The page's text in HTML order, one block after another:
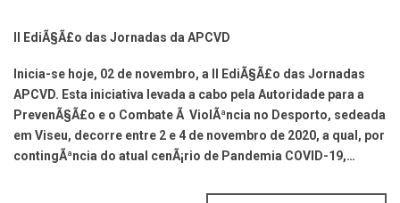
II EdiÃ§Ã£o das Jornadas da APCVD
Inicia-se hoje, 02 de novembro, a II EdiÃ§Ã£o das Jornadas
APCVD. Esta iniciativa levada a cabo pela Autoridade para a
PrevenÃ§Ã£o e o Combate Ã ViolÃªncia no Desporto, sedeada
em Viseu, decorre entre 2 e 4 de novembro de 2020, a qual, por
contingÃªncia do atual cenÃ¡rio de Pandemia COVID-19,…